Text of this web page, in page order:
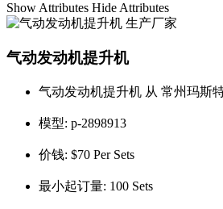
Show Attributes Hide Attributes
气动发动机提升机
气动发动机提升机 从 常州玛斯
模型: p-2898913
价钱: $70 Per Sets
最小起订量: 100 Sets